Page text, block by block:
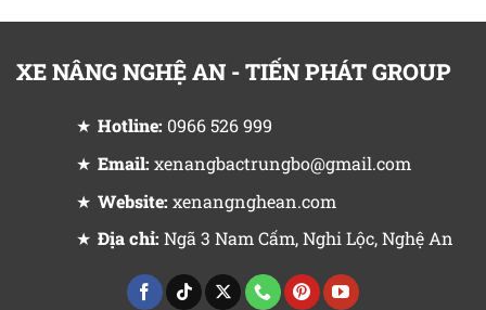
XE NÂNG NGHỆ AN - TIẾN PHÁT GROUP
Hotline: 0966 526 999
Email: xenangbactrungbo@gmail.com
Website: xenangnghean.com
Địa chỉ: Ngã 3 Nam Cấm, Nghi Lộc, Nghệ An